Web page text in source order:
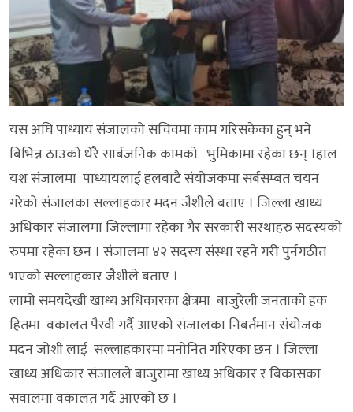
यस अघि पाध्याय संजालको सचिवमा काम गरिसकेका हुन् भने
बिभिन्न ठाउकाे धेरै सार्बजनिक कामकाे भुमिकामा रहेका छन् ।हाल
यश संजालमा पाध्यायलाई हलबाटै संयोजकमा सर्बसम्बत चयन
गरेको संजालका सल्लाहकार मदन जैशीले बताए । जिल्ला खाध्य
अधिकार संजालमा जिल्लामा रहेका गैर सरकारी संस्थाहरु सदस्यको
रुपमा रहेका छन । संजालमा ४२ सदस्य संस्था रहने गरी पुर्नगठीत
भएको सल्लाहकार जैशीले बताए ।
लामो समयदेखी खाध्य अधिकारका क्षेत्रमा बाजुरेली जनताकाे हक
हितमा वकालत पैरवी गर्दै आएकाे संजालका निबर्तमान संयोजक
मदन जोशी लाई सल्लाहकारमा मनोनित गरिएका छन । जिल्ला
खाध्य अधिकार संजालले बाजुरामा खाध्य अधिकार र बिकासका
सवालमा वकालत गर्दै आएको छ ।